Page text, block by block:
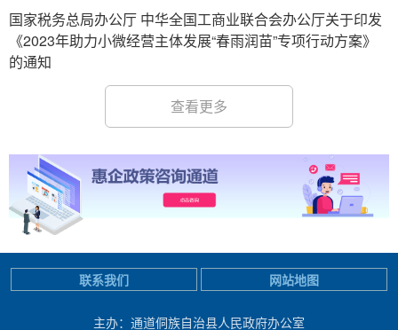
国家税务总局办公厅 中华全国工商业联合会办公厅关于印发
《2023年助力小微经营主体发展“春雨润苗”专项行动方案》
的通知
查看更多
主办：通道侗族自治县人民政府办公室
联系我们 网站地图